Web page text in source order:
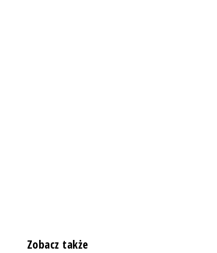
Zobacz także